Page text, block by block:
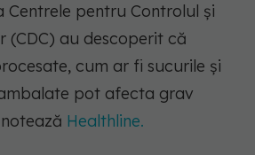
Centrele pentru Controlul și
(CDC) au descoperit că
cum ar fi sucurile și
pot afecta grav
Healthline.